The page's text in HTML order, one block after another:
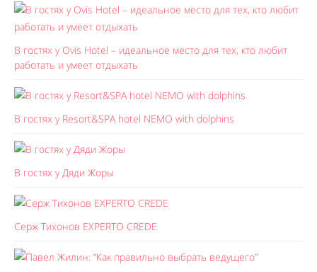
В гостях у Ovis Hotel – идеальное место для тех, кто любит
работать и умеет отдыхать
В гостях у Resort&SPA hotel NEMO with dolphins
В гостях у Дяди Жоры
Серж Тихонов EXPERTO CREDE